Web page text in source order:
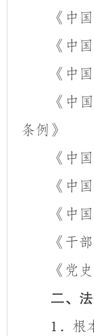
《中
《中
《中
《中
条例》
《中
《中
《中
《干
《党
二、
1 ．根